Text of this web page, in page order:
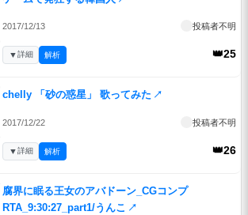
2017/12/13 投稿者不明
👑25
▼詳細 解析
chelly 「砂の惑星」 歌ってみた ↗
2017/12/22 投稿者不明
👑26
▼詳細 解析
腐界に眠る王女のアバドーン_CGコンプ
RTA_9:30:27_part1/うんこ ↗